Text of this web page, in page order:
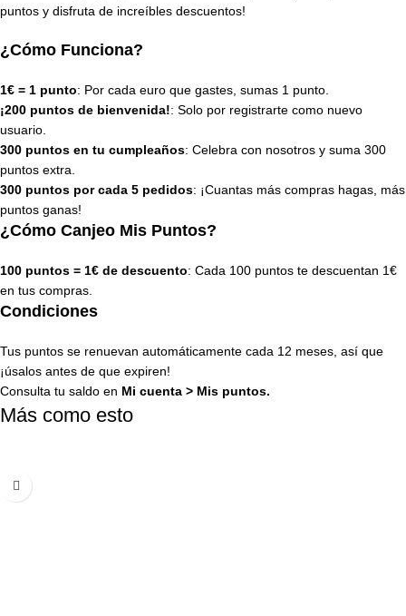
puntos y disfruta de increíbles descuentos!
¿Cómo Funciona?
1€ = 1 punto: Por cada euro que gastes, sumas 1 punto.
¡200 puntos de bienvenida!: Solo por registrarte como nuevo
usuario.
300 puntos en tu cumpleaños: Celebra con nosotros y suma 300
puntos extra.
300 puntos por cada 5 pedidos: ¡Cuantas más compras hagas, más
puntos ganas!
¿Cómo Canjeo Mis Puntos?
100 puntos = 1€ de descuento: Cada 100 puntos te descuentan 1€
en tus compras.
Condiciones
Tus puntos se renuevan automáticamente cada 12 meses, así que
¡úsalos antes de que expiren!
Consulta tu saldo en Mi cuenta > Mis puntos.
Más como esto